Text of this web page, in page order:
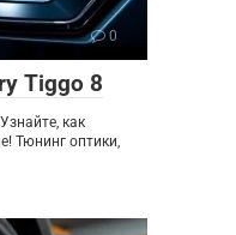
0
Tiggo 8
как
Тюнинг оптики,